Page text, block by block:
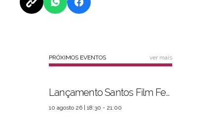
PRÓXIMOS EVENTOS ver mais
Lançamento Santos Film Fest
10 agosto 26 | 18:30 - 21:00